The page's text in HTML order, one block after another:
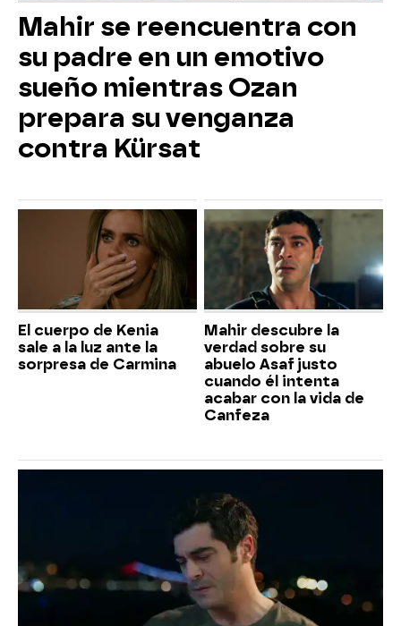
Mahir se reencuentra con
su padre en un emotivo
sueño mientras Ozan
prepara su venganza
contra Kürsat
El cuerpo de Kenia
sale a la luz ante la
sorpresa de Carmina
Mahir descubre la
verdad sobre su
abuelo Asaf justo
cuando él intenta
acabar con la vida de
Canfeza